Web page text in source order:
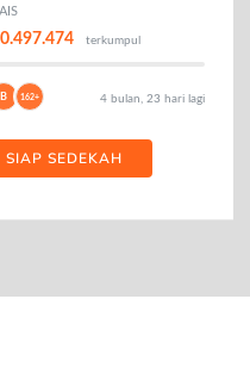
terkumpul
B 162+ 4 bulan, 23 hari lagi
SIAP SEDEKAH